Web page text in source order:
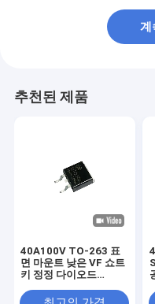
계
추천된 제품
40A100V TO-263 표
면 마운트 낮은 VF 쇼트
키 정정 다이오드